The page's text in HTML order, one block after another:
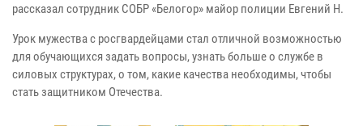
рассказал сотрудник СОБР «Белогор» майор полиции Евгений Н.
Урок мужества с росгвардейцами стал отличной возможностью
для обучающихся задать вопросы, узнать больше о службе в
силовых структурах, о том, какие качества необходимы, чтобы
стать защитником Отечества.